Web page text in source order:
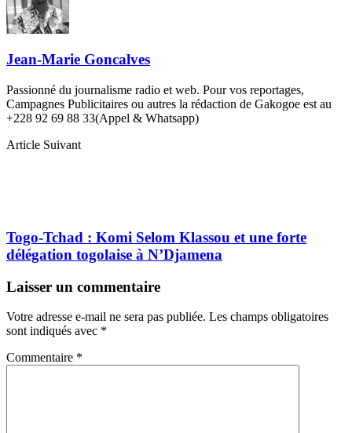
Jean-Marie Goncalves
Passionné du journalisme radio et web. Pour vos reportages,
Campagnes Publicitaires ou autres la rédaction de Gakogoe est au
+228 92 69 88 33(Appel & Whatsapp)
Article Suivant
Togo-Tchad : Komi Selom Klassou et une forte
délégation togolaise à N’Djamena
Laisser un commentaire
Votre adresse e-mail ne sera pas publiée. Les champs obligatoires
sont indiqués avec *
Commentaire *